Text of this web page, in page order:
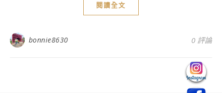
閱讀全文
bonnie8630 0 評論